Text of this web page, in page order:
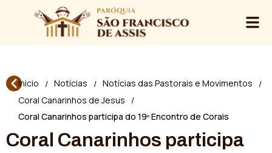
Ínicio / Notícias / Notícias das Pastorais e Movimentos
/
Coral Canarinhos de Jesus
/
Coral Canarinhos participa do 19º Encontro de Corais
Coral Canarinhos participa